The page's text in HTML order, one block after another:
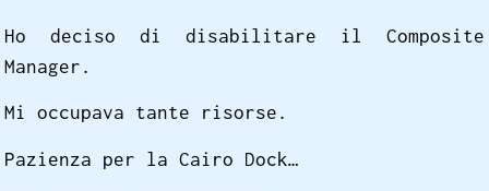
Ho deciso di disabilitare il Composite
Manager.
Mi occupava tante risorse.
Pazienza per la Cairo Dock…